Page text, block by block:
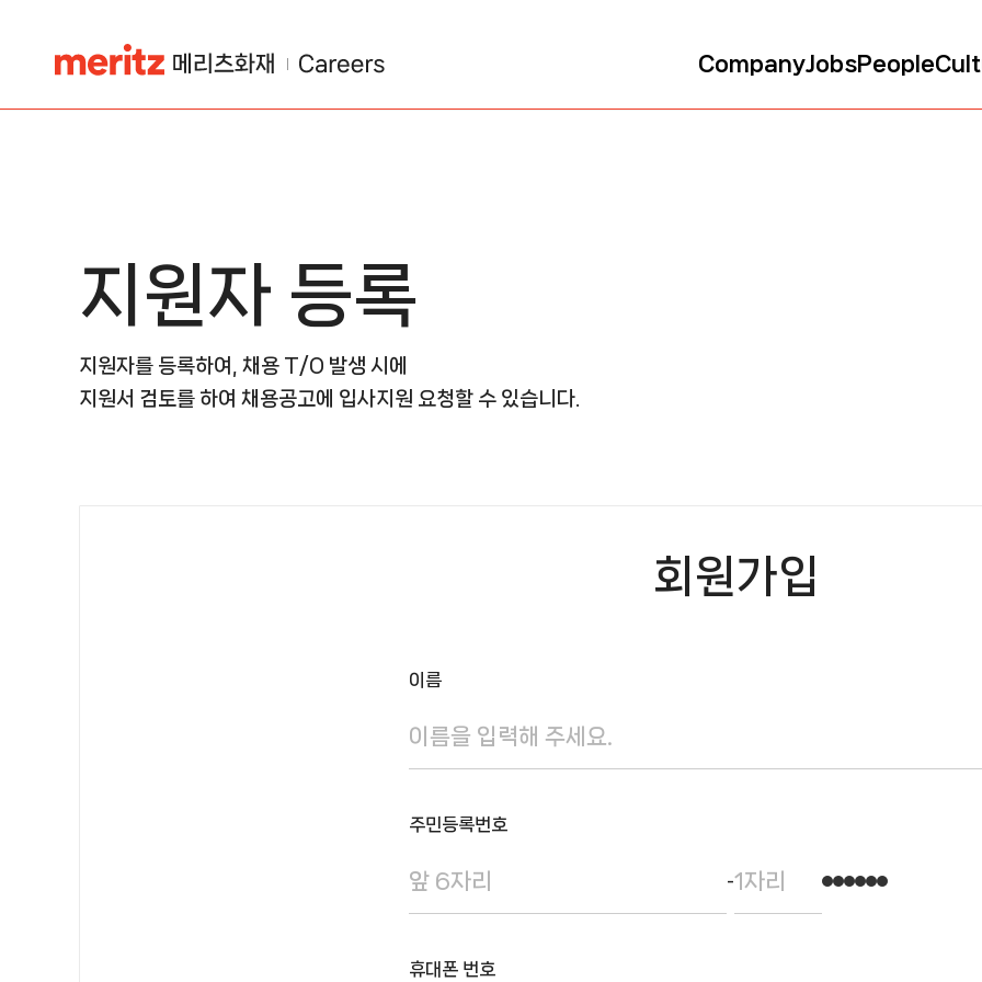
CompanyJobsPeople
지원자 등록
지원자를 등록하여, 채용 T/O 발생 시에
지원서 검토를 하여 채용공고에 입사지원 요청할 수 있습니다.
회원가입
이름
주민등록번호
-
휴대폰 번호